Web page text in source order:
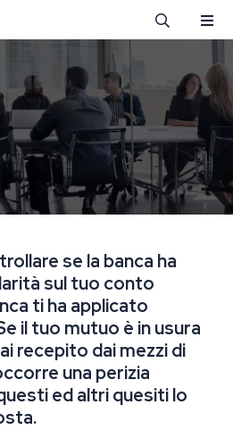
se la banca ha
sul tuo conto
ti ha applicato
il tuo mutuo è in usura
recepito dai mezzi di
una perizia
ed altri quesiti lo